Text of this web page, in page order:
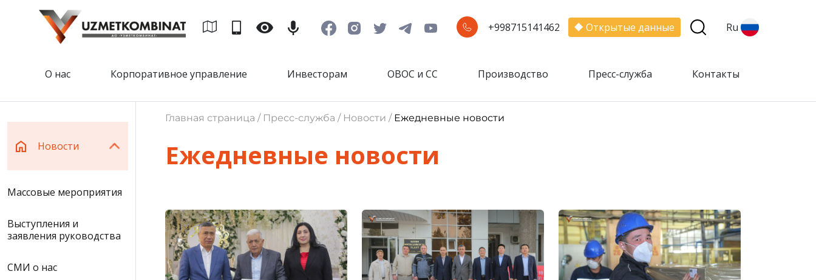
+998715141462 Открытые данные Ru
О нас Корпоративное управление Инвесторам ОВОС и СС Производство Пресс-служба Контакты
Новости
Массовые мероприятия
Выступления и
заявления руководства
СМИ о нас
Главная страница / Пресс-служба / Новости / Ежедневные новости
Ежедневные новости